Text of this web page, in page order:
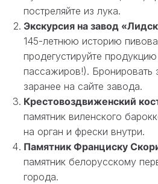
постреляйте из лука.
Экскурсия на завод
145-летнюю историю
продегустируйте
пассажиров!). Бронировать
заранее на сайте завода.
Крестовоздвиженский
памятник виленского
на орган и фрески внутри.
Памятник Франциску
памятник белорусскому
города.